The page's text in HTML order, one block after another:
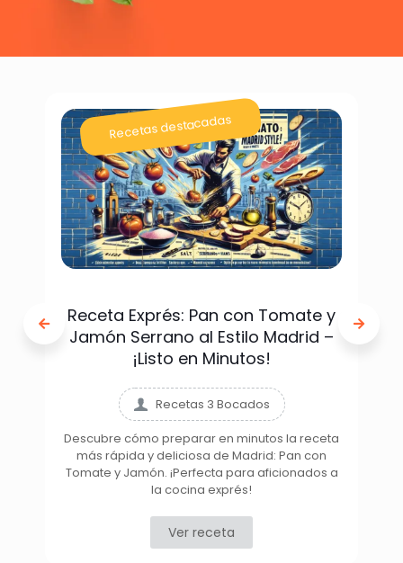
Recetas destacadas
Receta Exprés: Pan con Tomate y
Jamón Serrano al Estilo Madrid –
¡Listo en Minutos!
Recetas 3 Bocados
Descubre cómo preparar en minutos la receta
más rápida y deliciosa de Madrid: Pan con
Tomate y Jamón. ¡Perfecta para aficionados a
la cocina exprés!
Ver receta